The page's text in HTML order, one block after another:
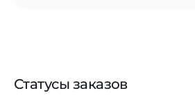
Статусы заказов